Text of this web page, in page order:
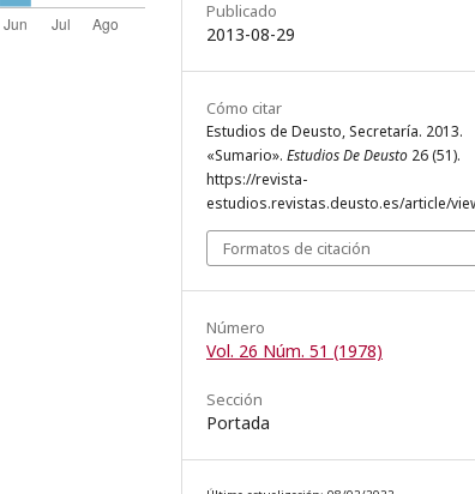
Publicado
2013-08-29
Cómo citar
Estudios de Deusto, Secretaría. 2013.
«Sumario». Estudios De Deusto 26 (51).
https://revista-
estudios.revistas.deusto.es/article/
Formatos de citación
Número
Vol. 26 Núm. 51 (1978)
Sección
Portada